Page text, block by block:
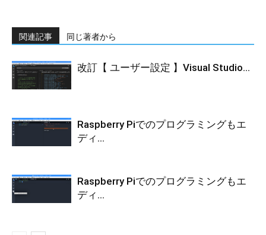
関連記事 同じ著者から
改訂【 ユーザー設定 】Visual Studio...
Raspberry Piでのプログラミングもエ
ディ...
Raspberry Piでのプログラミングもエ
ディ...